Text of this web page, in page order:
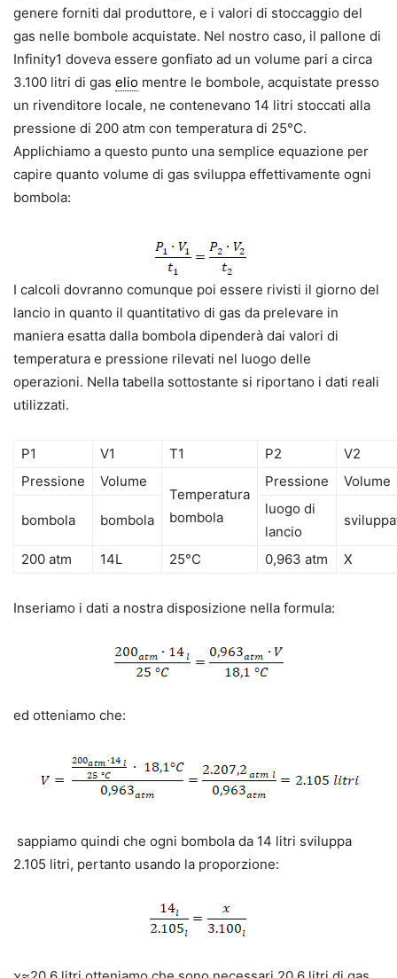
genere forniti dal produttore, e i valori di stoccaggio del
gas nelle bombole acquistate. Nel nostro caso, il pallone di
Infinity1 doveva essere gonfiato ad un volume pari a circa
3.100 litri di gas elio mentre le bombole, acquistate presso
un rivenditore locale, ne contenevano 14 litri stoccati alla
pressione di 200 atm con temperatura di 25°C.
Applichiamo a questo punto una semplice equazione per
capire quanto volume di gas sviluppa effettivamente ogni
bombola:
I calcoli dovranno comunque poi essere rivisti il giorno del
lancio in quanto il quantitativo di gas da prelevare in
maniera esatta dalla bombola dipenderà dai valori di
temperatura e pressione rilevati nel luogo delle
operazioni. Nella tabella sottostante si riportano i dati reali
utilizzati.
P1 V1 T1 P2
V2
Pressione
Volume
Temperatura
bombola
Pressione Volume
bombola bombola
luogo di
lancio
200 atm 14L 25°C 0,963 atm X
Inseriamo i dati a nostra disposizione nella formula:
ed otteniamo che:
sappiamo quindi che ogni bombola da 14 litri sviluppa
2.105 litri, pertanto usando la proporzione: